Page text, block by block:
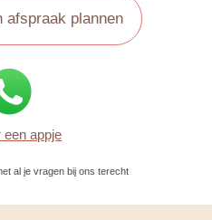
afspraak plannen
een appje
al je vragen bij ons terecht